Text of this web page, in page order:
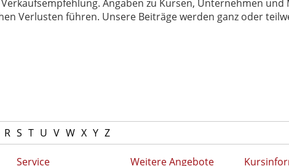
Angaben zu Kursen, Unternehmen
Verlusten führen. Unsere Beiträge werden ganz oder
R S T U V W X Y Z
Service Weitere Angebote